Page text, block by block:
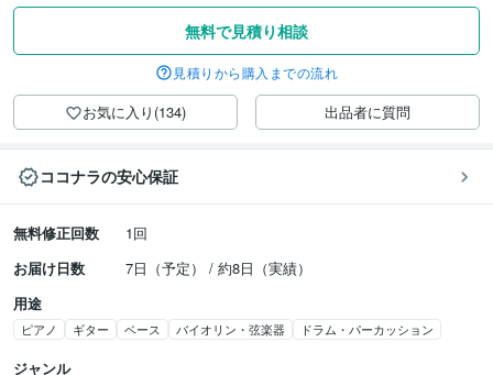
無料で見積り相談
見積りから購入までの流れ
お気に入り(134) 出品者に質問
ココナラの安心保証
無料修正回数
1回
お届け日数
7日（予定） / 約8日（実績）
用途
ピアノ ギター ベース バイオリン・弦楽器 ドラム・パーカッション
ジャンル